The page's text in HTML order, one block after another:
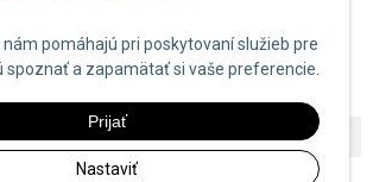
pomáhajú pri poskytovaní služieb pre
spoznať a zapamätať si vaše preferencie.
Prijať
Nastaviť
Zásady používania cookies